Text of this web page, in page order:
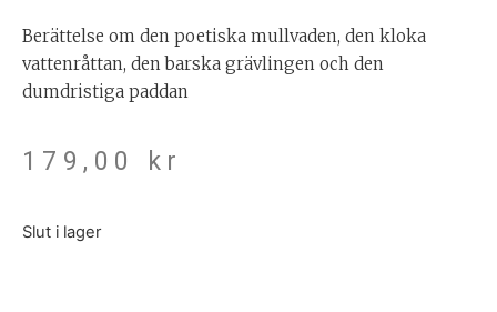
Berättelse om den poetiska mullvaden, den kloka
vattenråttan, den barska grävlingen och den
dumdristiga paddan
179,00 kr
Slut i lager